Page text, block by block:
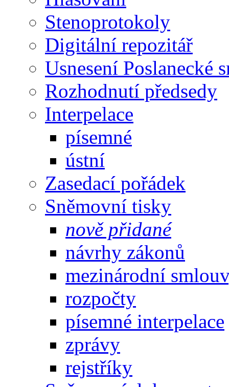
Stenoprotokoly
Digitální repozitář
Usnesení Poslanecké
Rozhodnutí předsedy
Interpelace
písemné
ústní
Zasedací pořádek
Sněmovní tisky
nově přidané
návrhy zákonů
mezinárodní
rozpočty
písemné interpelace
zprávy
rejstříky